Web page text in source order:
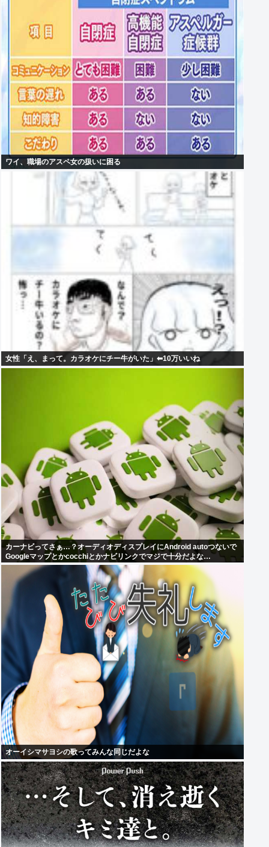
ワイ、職場のアスペ女の扱いに困る
女性「え、まって。カラオケにチー牛がいた」⬅10万いいね
カーナビってさぁ…？オーディオディスプレイにAndroid autoつないで
Googleマップとかcocchiとかナビリンクでマジで十分だよな…
オーイシマサヨシの歌ってみんな同じだよな